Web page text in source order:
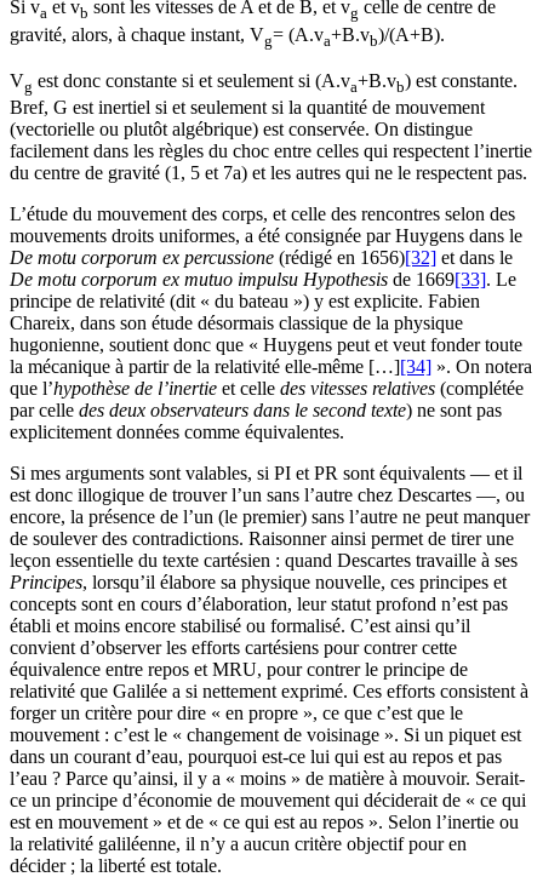
Si va et vb sont les vitesses de A et de B, et vg celle de centre de
gravité, alors, à chaque instant, Vg= (A.va+B.vb)/(A+B).
Vg est donc constante si et seulement si (A.va+B.vb) est constante.
Bref, G est inertiel si et seulement si la quantité de mouvement
(vectorielle ou plutôt algébrique) est conservée. On distingue
facilement dans les règles du choc entre celles qui respectent l’inertie
du centre de gravité (1, 5 et 7a) et les autres qui ne le respectent pas.
L’étude du mouvement des corps, et celle des rencontres selon des
mouvements droits uniformes, a été consignée par Huygens dans le
De motu corporum ex percussione (rédigé en 1656)[32] et dans le
De motu corporum ex mutuo impulsu Hypothesis de 1669[33]. Le
principe de relativité (dit « du bateau ») y est explicite. Fabien
Chareix, dans son étude désormais classique de la physique
hugonienne, soutient donc que « Huygens peut et veut fonder toute
la mécanique à partir de la relativité elle-même […][34] ». On notera
que l’hypothèse de l’inertie et celle des vitesses relatives (complétée
par celle des deux observateurs dans le second texte) ne sont pas
explicitement données comme équivalentes.
Si mes arguments sont valables, si PI et PR sont équivalents — et il
est donc illogique de trouver l’un sans l’autre chez Descartes —, ou
encore, la présence de l’un (le premier) sans l’autre ne peut manquer
de soulever des contradictions. Raisonner ainsi permet de tirer une
leçon essentielle du texte cartésien : quand Descartes travaille à ses
Principes, lorsqu’il élabore sa physique nouvelle, ces principes et
concepts sont en cours d’élaboration, leur statut profond n’est pas
établi et moins encore stabilisé ou formalisé. C’est ainsi qu’il
convient d’observer les efforts cartésiens pour contrer cette
équivalence entre repos et MRU, pour contrer le principe de
relativité que Galilée a si nettement exprimé. Ces efforts consistent à
forger un critère pour dire « en propre », ce que c’est que le
mouvement : c’est le « changement de voisinage ». Si un piquet est
dans un courant d’eau, pourquoi est-ce lui qui est au repos et pas
l’eau ? Parce qu’ainsi, il y a « moins » de matière à mouvoir. Serait-
ce un principe d’économie de mouvement qui déciderait de « ce qui
est en mouvement » et de « ce qui est au repos ». Selon l’inertie ou
la relativité galiléenne, il n’y a aucun critère objectif pour en
décider ; la liberté est totale.